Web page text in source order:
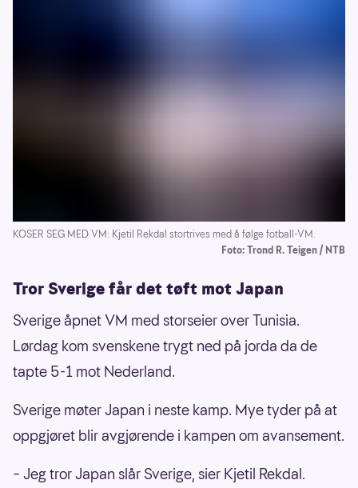
Borussia Mönchengladbach (Tyskland)
Rennes (Frankrike)
Landskamper for Norge: 83
Landslagsperiode: 1987–2000
Kaptein i flere kamperUSA 1994
Trenerkarriere:
Vålerenga
Lierse
Kaiserslautern
KOSER SEG MED VM: Kjetil Rekdal stortrives med å følge fotball-VM.
Foto: Trond R. Teigen / NTB
Tror Sverige får det tøft mot Japan
Sverige åpnet VM med storseier over Tunisia.
Lørdag kom svenskene trygt ned på jorda da de
tapte 5-1 mot Nederland.
Sverige møter Japan i neste kamp. Mye tyder på at
oppgjøret blir avgjørende i kampen om avansement.
– Jeg tror Japan slår Sverige, sier Kjetil Rekdal.